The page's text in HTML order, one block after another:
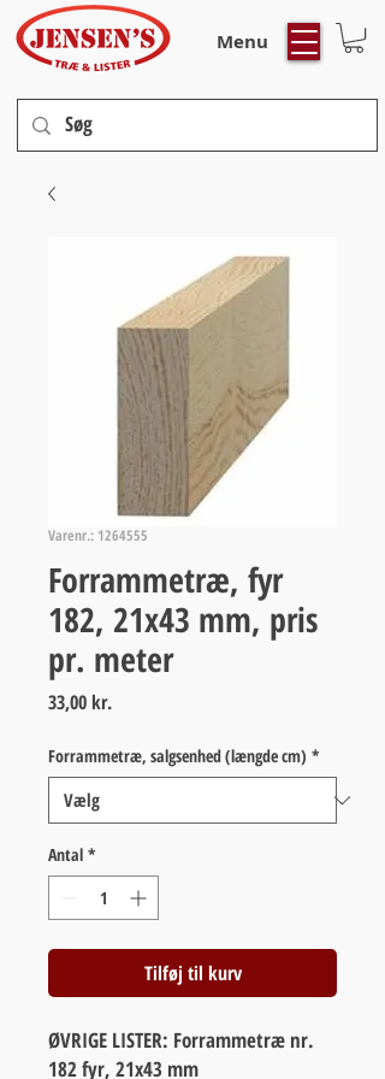
Menu
Varenr.: 1264555
Forrammetræ, fyr
182, 21x43 mm, pris
pr. meter
33,00 kr.Pris
Forrammetræ, salgsenhed (længde cm) *
Antal *
Tilføj til kurv
ØVRIGE LISTER: Forrammetræ nr.
182 fyr, 21x43 mm